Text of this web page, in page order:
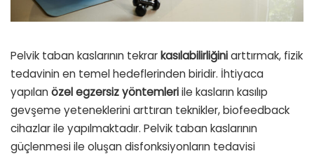
Pelvik taban kaslarının tekrarkasılabilirliğiniarttırmak, fizik
tedavinin en temel hedeflerinden biridir. İhtiyaca
yapılan özel egzersiz yöntemleriile kasların kasılıp
gevşeme yeteneklerini arttıran teknikler, biofeedback
cihazlar ile yapılmaktadır. Pelvik taban kaslarının
güçlenmesi ile oluşan disfonksiyonların tedavisi